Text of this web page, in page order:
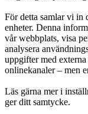
För detta samlar vi in
enheter. Denna
vår webbplats, visa
analysera
uppgifter med
onlinekanaler – men
Läs gärna mer i
ger ditt samtycke.